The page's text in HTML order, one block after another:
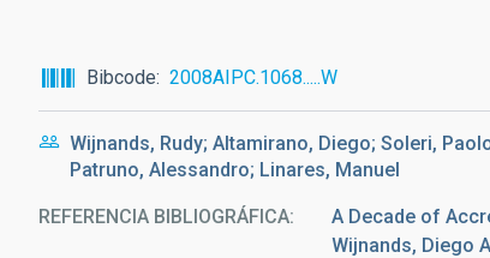
ayuda
a
navegación
Bibcode 2008AIPC.1068.....W
Wijnands, Rudy; Altamirano, Diego; Soleri,
Patruno, Alessandro; Linares, Manuel
REFERENCIA BIBLIOGRÁFICA
A Decade of
Wijnands, Diego